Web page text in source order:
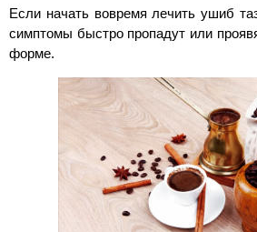
Если начать вовремя лечить ушиб
симптомы быстро пропадут или
форме.